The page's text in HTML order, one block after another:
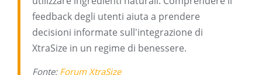
feedback degli utenti aiuta a prendere
decisioni informate sull'integrazione di
XtraSize in un regime di benessere.
Fonte: Forum XtraSize